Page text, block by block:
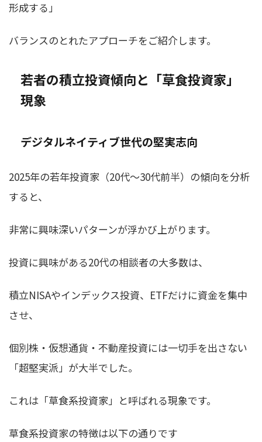
形成する」
バランスのとれたアプローチをご紹介します。
若者の積立投資傾向と「草食投資家」
現象
デジタルネイティブ世代の堅実志向
2025年の若年投資家（20代〜30代前半）の傾向を分析
すると、
非常に興味深いパターンが浮かび上がります。
投資に興味がある20代の相談者の大多数は、
積立NISAやインデックス投資、ETFだけに資金を集中
させ、
個別株・仮想通貨・不動産投資には一切手を出さない
「超堅実派」が大半でした。
これは「草食系投資家」と呼ばれる現象です。
草食系投資家の特徴は以下の通りです